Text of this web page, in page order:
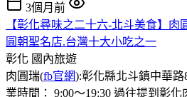
3個月前
【彰化尋味之二十六-北斗美食】肉
圓朝聖名店.台灣十大小吃之一
彰化 國內旅遊
肉圓瑞(fb官網):彰化縣北斗鎮中華路
業時間： 9:00～19:30 過往提到彰